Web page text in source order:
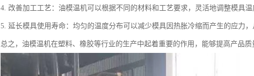
4. 改善加工工艺：油模温机可以根据不同的材料和工艺要求，灵活地调整模具温
5. 延长模具使用寿命：均匀的温度分布可以减少模具因热胀冷缩而产生的应力，
总之，油模温机在塑料、橡胶等行业的生产中起着重要的作用，能够提高产品质